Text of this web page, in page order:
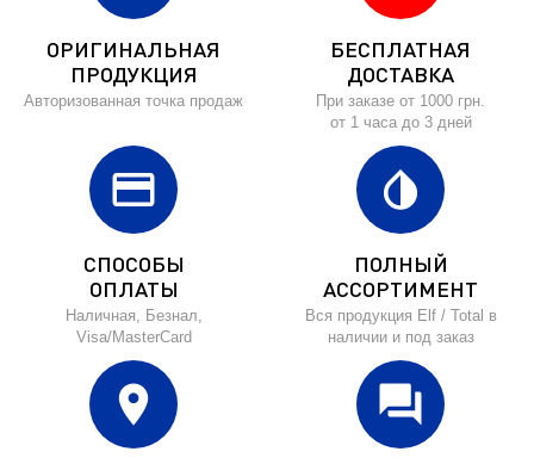
ОРИГИНАЛЬНАЯ
ПРОДУКЦИЯ
Авторизованная точка продаж
БЕСПЛАТНАЯ
ДОСТАВКА
При заказе от 1000 грн.
от 1 часа до 3 дней
credit_card
СПОСОБЫ
ОПЛАТЫ
Наличная, Безнал,
Visa/MasterCard
invert_colors
ПОЛНЫЙ
АССОРТИМЕНТ
Вся продукция Elf / Total в
наличии и под заказ
location_on forum